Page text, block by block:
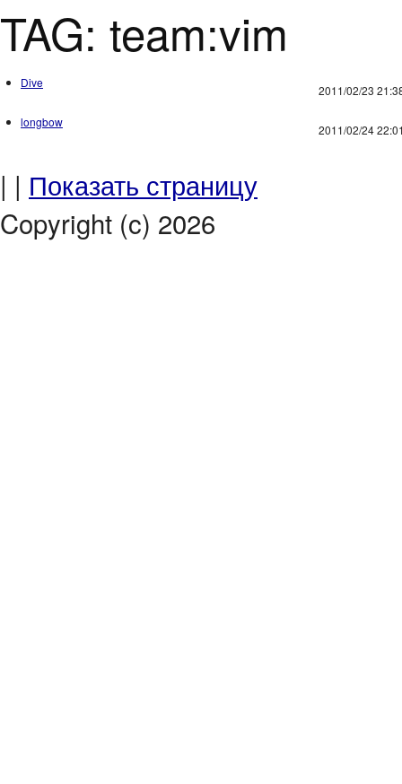
TAG: team:vim
Dive
2011/02/23
longbow
2011/02/24
| | Показать страницу
Copyright (c) 2026